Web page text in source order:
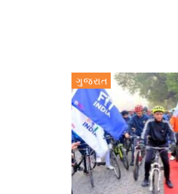
ગુજરાત